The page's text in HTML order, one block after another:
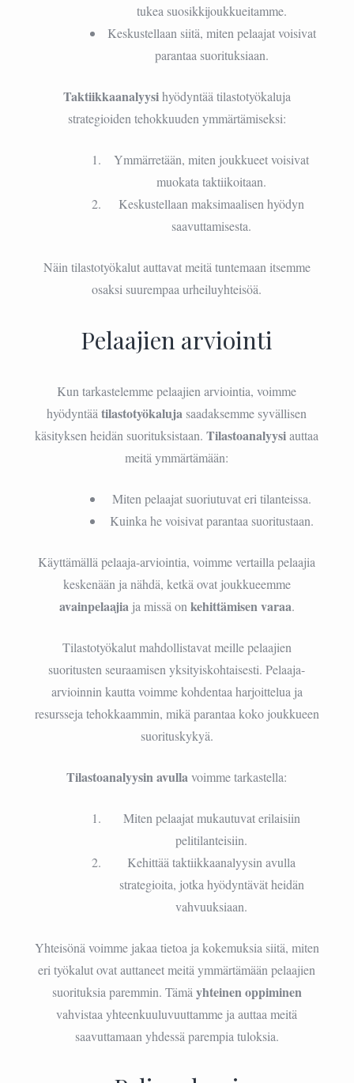
tukea suosikkijoukkueitamme.
Keskustellaan siitä, miten pelaajat voisivat
parantaa suorituksiaan.
Taktiikkaanalyysihyödyntää tilastotyökaluja
strategioiden tehokkuuden ymmärtämiseksi:
Ymmärretään, miten joukkueet voisivat
muokata taktiikoitaan.
Keskustellaan maksimaalisen hyödyn
saavuttamisesta.
Näin tilastotyökalut auttavat meitä tuntemaan itsemme
osaksi suurempaa urheiluyhteisöä.
Pelaajien arviointi
Kun tarkastelemme pelaajien arviointia, voimme
hyödyntäätilastotyökaluja saadaksemme syvällisen
käsityksen heidän suorituksistaan.Tilastoanalyysiauttaa
meitä ymmärtämään:
Miten pelaajat suoriutuvat eri tilanteissa.
Kuinka he voisivat parantaa suoritustaan.
Käyttämällä pelaaja-arviointia, voimme vertailla pelaajia
keskenään ja nähdä, ketkä ovat joukkueemme
avainpelaajia ja missä on kehittämisen varaa.
Tilastotyökalut mahdollistavat meille pelaajien
suoritusten seuraamisen yksityiskohtaisesti. Pelaaja-
arvioinnin kautta voimme kohdentaa harjoittelua ja
resursseja tehokkaammin, mikä parantaa koko joukkueen
suorituskykyä.
Tilastoanalyysin avullavoimme tarkastella:
Miten pelaajat mukautuvat erilaisiin
pelitilanteisiin.
Kehittää taktiikkaanalyysin avulla
strategioita, jotka hyödyntävät heidän
vahvuuksiaan.
Yhteisönä voimme jakaa tietoa ja kokemuksia siitä, miten
eri työkalut ovat auttaneet meitä ymmärtämään pelaajien
suorituksia paremmin. Tämä yhteinen oppiminen
vahvistaa yhteenkuuluvuuttamme ja auttaa meitä
saavuttamaan yhdessä parempia tuloksia.